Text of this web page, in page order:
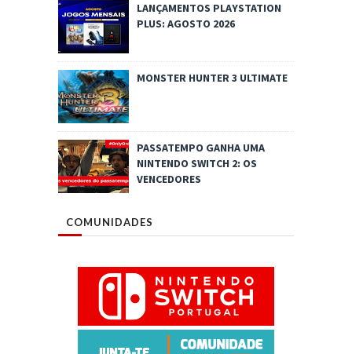
LANÇAMENTOS PLAYSTATION
PLUS: AGOSTO 2026
MONSTER HUNTER 3 ULTIMATE
PASSATEMPO GANHA UMA
NINTENDO SWITCH 2: OS
VENCEDORES
COMUNIDADES